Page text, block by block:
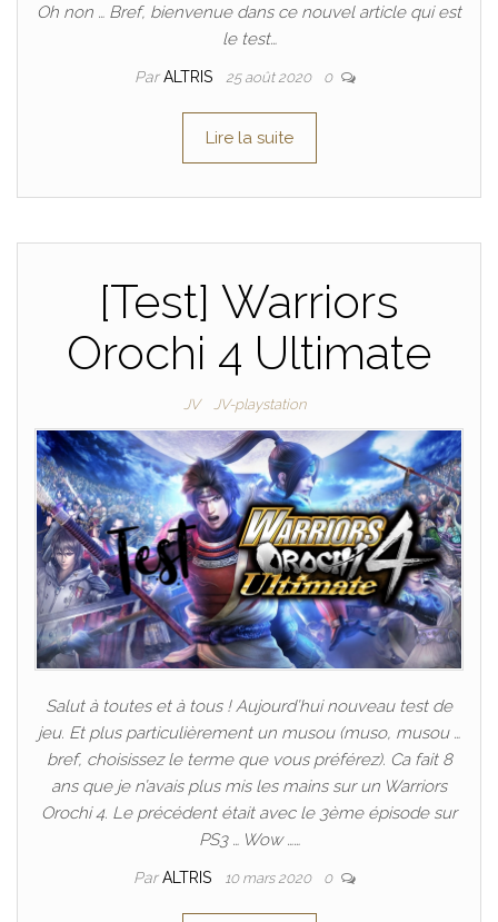
Oh non … Bref, bienvenue dans ce nouvel article qui est
le test…
ParALTRIS 25 août 2020 0
Lire la suite
[Test] Warriors
Orochi 4 Ultimate
JV JV-playstation
Salut à toutes et à tous ! Aujourd’hui nouveau test de
jeu. Et plus particulièrement un musou (muso, musou …
bref, choisissez le terme que vous préférez). Ca fait 8
ans que je n’avais plus mis les mains sur un Warriors
Orochi 4. Le précédent était avec le 3ème épisode sur
PS3 … Wow ……
ParALTRIS 10 mars 2020 0